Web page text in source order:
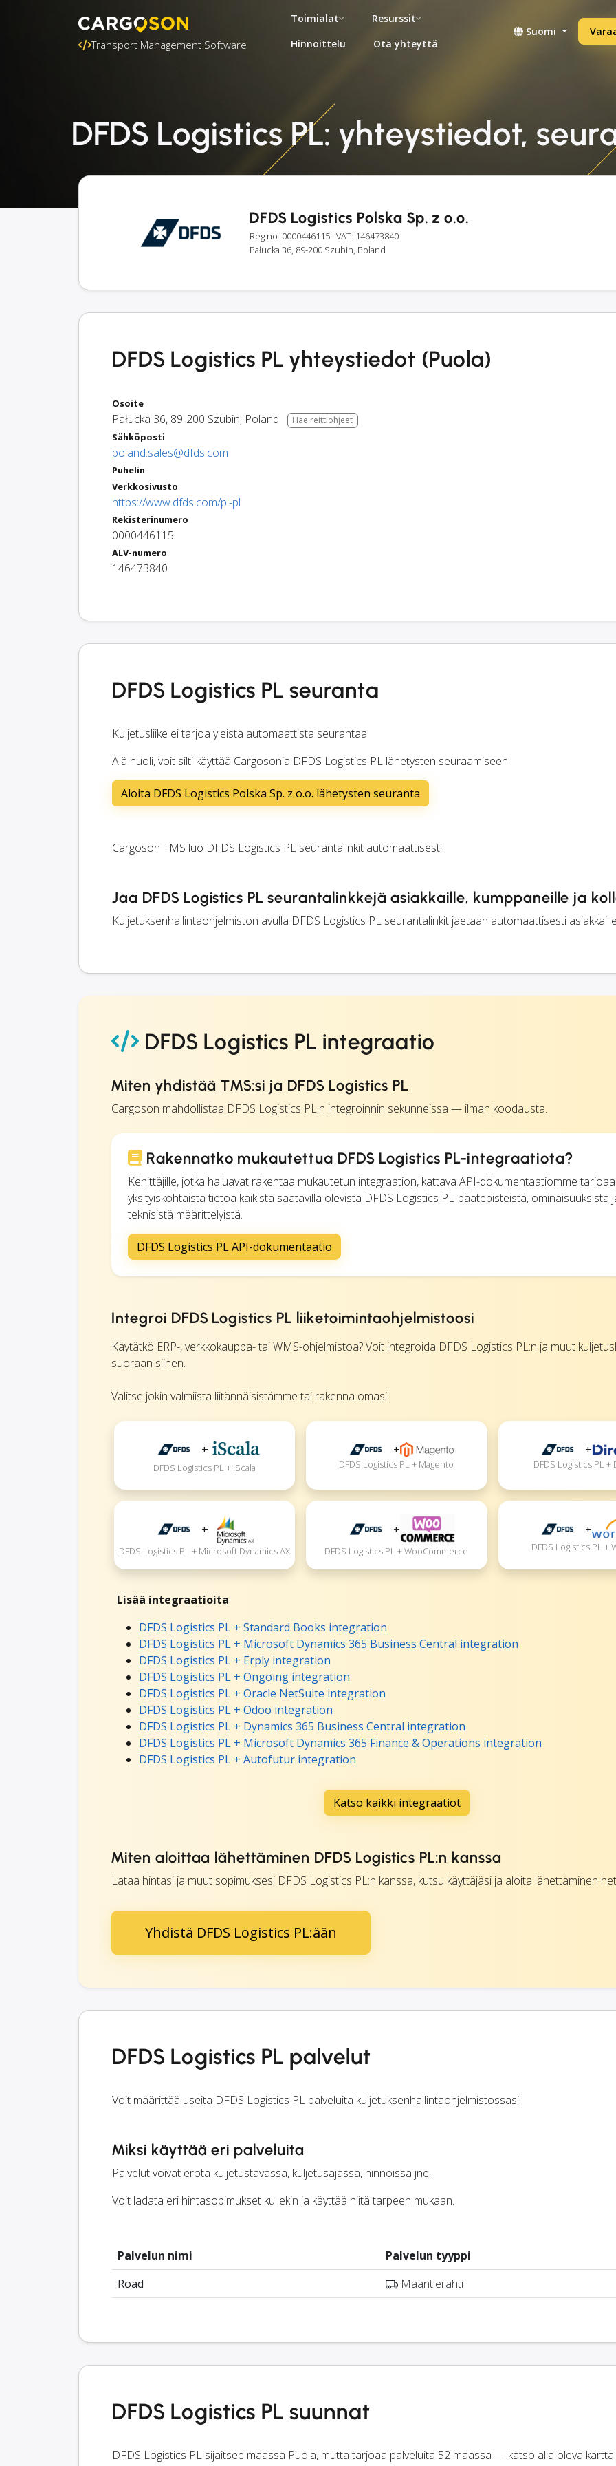
Transport Management Software
Toimialat
Resurssit
Hinnoittelu
Ota yhteyttä
Suomi
DFDS Logistics PL: yhteystiedot,
DFDS Logistics Polska Sp. z o.o.
Reg no: 0000446115 · VAT: 146473840
Pałucka 36, 89-200 Szubin, Poland
DFDS Logistics PL yhteystiedot (Puola)
Osoite
Pałucka 36, 89-200 Szubin, Poland Hae reittiohjeet
Sähköposti
poland.sales@dfds.com
Puhelin
Verkkosivusto
https://www.dfds.com/pl-pl
Rekisterinumero
0000446115
ALV-numero
146473840
DFDS Logistics PL seuranta
Kuljetusliike ei tarjoa yleistä automaattista seurantaa.
Älä huoli, voit silti käyttää Cargosonia DFDS Logistics PL lähetysten seuraamiseen.
Aloita DFDS Logistics Polska Sp. z o.o. lähetysten seuranta
Cargoson TMS luo DFDS Logistics PL seurantalinkit automaattisesti.
Jaa DFDS Logistics PL seurantalinkkejä asiakkaille, kumppaneille ja
Kuljetuksenhallintaohjelmiston avulla DFDS Logistics PL seurantalinkit jaetaan automaattisesti
DFDS Logistics PL integraatio
Miten yhdistää TMS:si ja DFDS Logistics PL
Cargoson mahdollistaa DFDS Logistics PL:n integroinnin sekunneissa — ilman koodausta.
Rakennatko mukautettua DFDS Logistics PL-integraatiota?
Kehittäjille, jotka haluavat rakentaa mukautetun integraation, kattava API-dokumentaatiomme tarjoaa
yksityiskohtaista tietoa kaikista saatavilla olevista DFDS Logistics PL-päätepisteistä, ominaisuuksista
teknisistä määrittelyistä.
DFDS Logistics PL API-dokumentaatio
Integroi DFDS Logistics PL liiketoimintaohjelmistoosi
Käytätkö ERP-, verkkokauppa- tai WMS-ohjelmistoa? Voit integroida DFDS Logistics PL:n ja muut
suoraan siihen.
Valitse jokin valmiista liitännäisistämme tai rakenna omasi:
+
DFDS Logistics PL + iScala
+
DFDS Logistics PL + Magento
+
DFDS Logistics PL
+
DFDS Logistics PL + Microsoft Dynamics AX
+
DFDS Logistics PL + WooCommerce
+
DFDS Logistics PL +
Lisää integraatioita
DFDS Logistics PL + Standard Books integration
DFDS Logistics PL + Microsoft Dynamics 365 Business Central integration
DFDS Logistics PL + Erply integration
DFDS Logistics PL + Ongoing integration
DFDS Logistics PL + Oracle NetSuite integration
DFDS Logistics PL + Odoo integration
DFDS Logistics PL + Dynamics 365 Business Central integration
DFDS Logistics PL + Microsoft Dynamics 365 Finance & Operations integration
DFDS Logistics PL + Autofutur integration
Katso kaikki integraatiot
Miten aloittaa lähettäminen DFDS Logistics PL:n kanssa
Lataa hintasi ja muut sopimuksesi DFDS Logistics PL:n kanssa, kutsu käyttäjäsi ja aloita lähettäminen
Yhdistä DFDS Logistics PL:ään
DFDS Logistics PL palvelut
Voit määrittää useita DFDS Logistics PL palveluita kuljetuksenhallintaohjelmistossasi.
Miksi käyttää eri palveluita
Palvelut voivat erota kuljetustavassa, kuljetusajassa, hinnoissa jne.
Voit ladata eri hintasopimukset kullekin ja käyttää niitä tarpeen mukaan.
Palvelun nimi
Palvelun tyyppi
Road
Maantierahti
DFDS Logistics PL suunnat
DFDS Logistics PL sijaitsee maassa Puola, mutta tarjoaa palveluita 52 maassa — katso alla oleva